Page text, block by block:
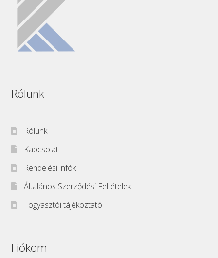
Rólunk
Rólunk
Kapcsolat
Rendelési infók
Általános Szerződési Feltételek
Fogyasztói tájékoztató
Fiókom